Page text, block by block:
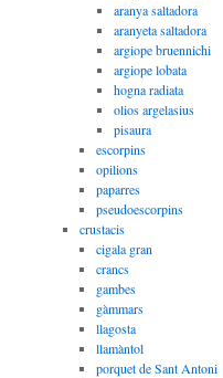
aranya saltadora
aranyeta saltadora
argiope bruennichi
argiope lobata
hogna radiata
olios argelasius
pisaura
escorpins
opilions
paparres
pseudoescorpins
crustacis
cigala gran
crancs
gambes
gàmmars
llagosta
llamàntol
porquet de Sant Antoni